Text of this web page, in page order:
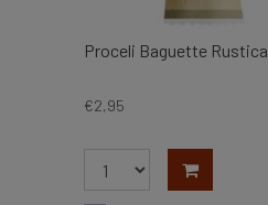
Proceli Baguette Rustica
€2,95